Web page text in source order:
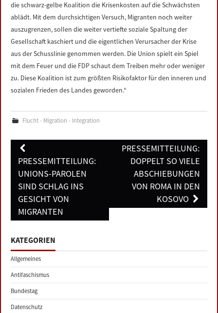
die schwarz-gelbe Koalition die Krisenkosten auf die Schwächsten
ablädt. Mit dem durchsichtigen Versuch, Migranten noch weiter
auszugrenzen, sollen die weiter vertiefte soziale Spaltung der
Gesellschaft kaschiert und die eigentlichen Verursacher der Krise
aus der Schusslinie genommen werden. Die Union spielt ein Spiel
mit dem Feuer und die FDP schaut dem Treiben mehr oder weniger
zu. Diese Koalition ist zum größten Risikofaktor für den inneren und
sozialen Frieden des Landes geworden.“
Flucht - Migration - Integration
Post
navigation
PRESSEMITTEILUNG:
UNIONS-PAROLEN
SIND SCHLAG INS
GESICHT VON
MIGRANTEN
PRESSEMITTEILUNG:
DOPPELT SO VIELE
ABSCHIEBUNGEN
VON ROMA IN DEN
KOSOVO
KATEGORIEN
Allgemeines
Antifaschismus
Bundestag
Datenschutz